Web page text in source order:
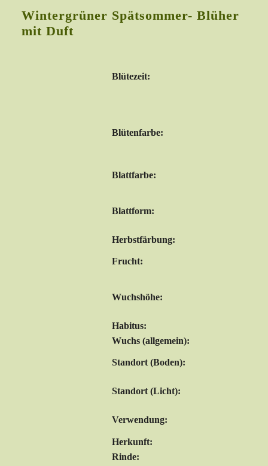
Wintergrüner Spätsommer- Blüher
mit Duft
Blütezeit:
Blütenfarbe:
Blattfarbe:
Blattform:
Herbstfärbung:
Frucht:
Wuchshöhe:
Habitus:
Wuchs (allgemein):
Standort (Boden):
Standort (Licht):
Verwendung:
Herkunft:
Rinde: